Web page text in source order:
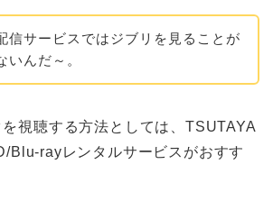
信サービスではジブリを見ることが
いんだ～。
視聴する方法としては、TSUTAYA
Blu-rayレンタルサービスがおすす